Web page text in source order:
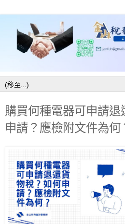
購買何種電器可申請
申請？應檢附文件為何